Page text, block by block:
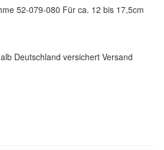
52-079-080 Für ca. 12 bis 17,5cm
Deutschland versichert Versand